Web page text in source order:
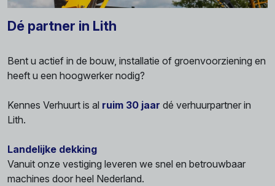
Dé partner in Lith
Bent u actief in de bouw, installatie of groenvoorziening en
heeft u een hoogwerker nodig?
Kennes Verhuurt is al ruim 30 jaar dé verhuurpartner in
Lith.
Landelijke dekking
Vanuit onze vestiging leveren we snel en betrouwbaar
machines door heel Nederland.